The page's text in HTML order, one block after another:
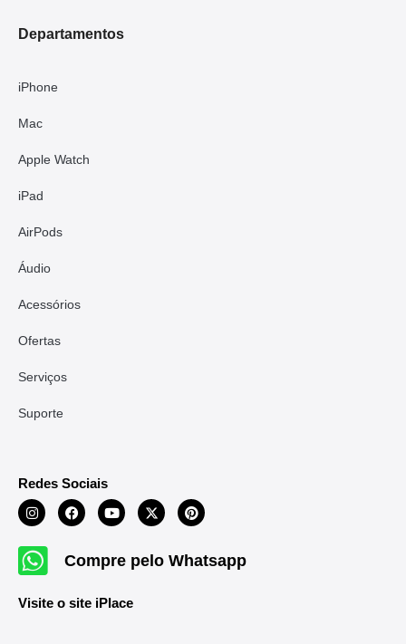
Departamentos
iPhone
Mac
Apple Watch
iPad
AirPods
Áudio
Acessórios
Ofertas
Serviços
Suporte
Redes Sociais
Compre pelo Whatsapp
Visite o site iPlace